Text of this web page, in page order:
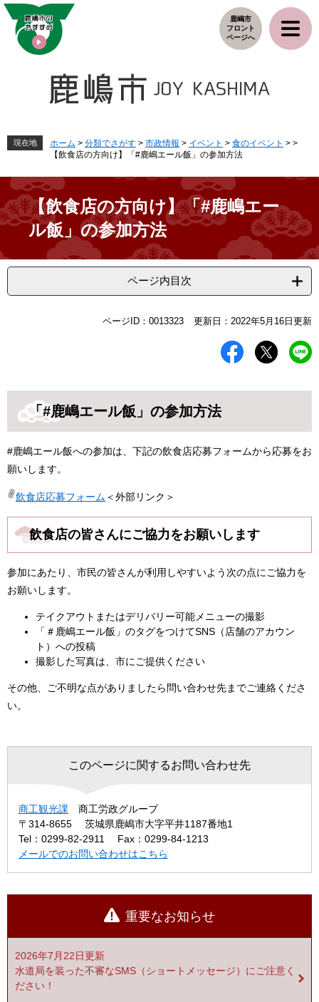
ペ
メ
鹿嶋市
フロント
ページへ
現在地 ホーム > 分類でさがす > 市政情報 > イベント > 食のイベント > >
【飲食店の方向け】「#鹿嶋エール飯」の参加方法
【飲食店の方向け】「#鹿嶋エー
ル飯」の参加方法
ページ内目次
ページID：0013323 更新日：2022年5月16日更新
「#鹿嶋エール飯」の参加方法
#鹿嶋エール飯への参加は、下記の飲食店応募フォームから応募をお
願いします。
飲食店応募フォーム ＜外部リンク＞
飲食店の皆さんにご協力をお願いします
参加にあたり、市民の皆さんが利用しやすいよう次の点にご協力を
お願いします。
テイクアウトまたはデリバリー可能メニューの撮影
「＃鹿嶋エール飯」のタグをつけてSNS（店舗のアカウン
ト）への投稿
撮影した写真は、市にご提供ください
その他、ご不明な点がありましたら問い合わせ先までご連絡くださ
い。
このページに関するお問い合わせ先
商工観光課
商工労政グループ
〒314-8655
茨城県鹿嶋市大字平井1187番地1
Tel：0299-82-2911
Fax：0299-84-1213
メールでのお問い合わせはこちら
重要なお知らせ
2026年7月22日更新
水道局を装った不審なSMS（ショートメッセージ）にご注意く
ださい！